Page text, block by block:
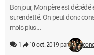
Bonjour, Mon père est décédé
surendetté. On peut donc
mois plus...
1 10 oct. 2019 par